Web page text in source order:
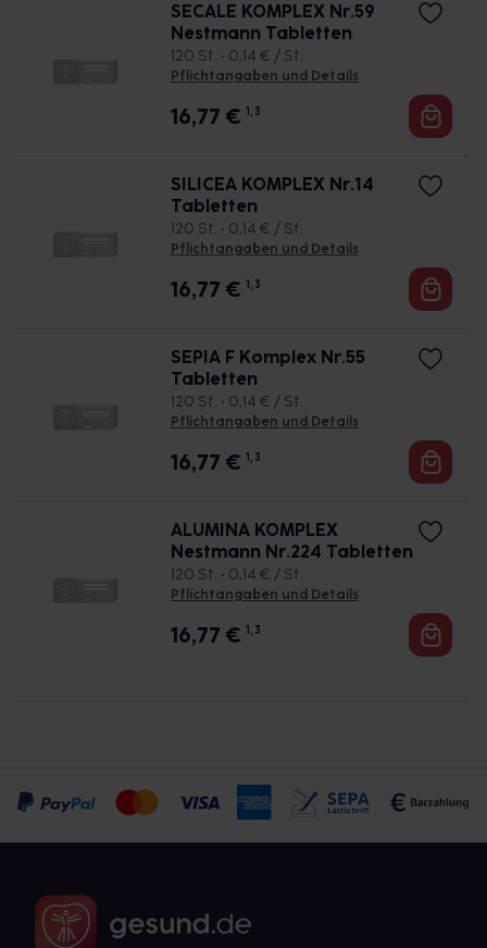
SECALE KOMPLEX Nr.59
Nestmann Tabletten
120 St. • 0,14 € / St.
Pflichtangaben und Details
16,77 € 1, 3
SILICEA KOMPLEX Nr.14
Tabletten
120 St. • 0,14 € / St.
Pflichtangaben und Details
16,77 € 1, 3
SEPIA F Komplex Nr.55
Tabletten
120 St. • 0,14 € / St.
Pflichtangaben und Details
16,77 € 1, 3
ALUMINA KOMPLEX
Nestmann Nr.224 Tabletten
120 St. • 0,14 € / St.
Pflichtangaben und Details
16,77 € 1, 3